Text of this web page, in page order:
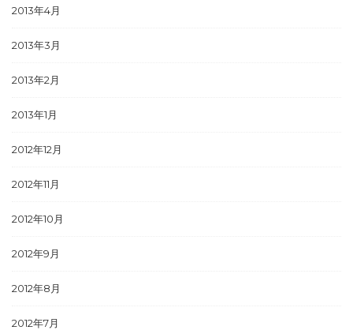
2013年4月
2013年3月
2013年2月
2013年1月
2012年12月
2012年11月
2012年10月
2012年9月
2012年8月
2012年7月